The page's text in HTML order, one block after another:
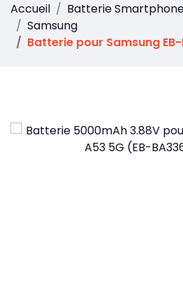
Accueil
Batterie
Samsung
Batterie pour Samsung EB-